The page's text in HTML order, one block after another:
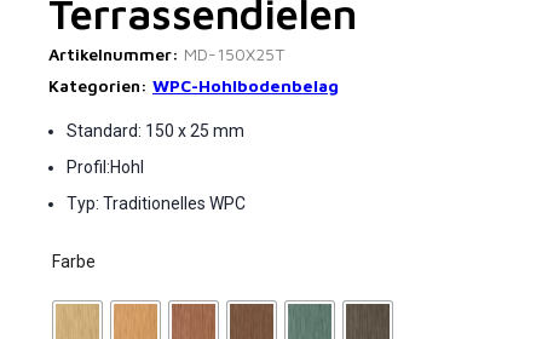
Terrassendielen
Artikelnummer: MD-150X25T
Kategorien: WPC-Hohlbodenbelag
Standard: 150 x 25 mm
Profil:Hohl
Typ: Traditionelles WPC
Farbe